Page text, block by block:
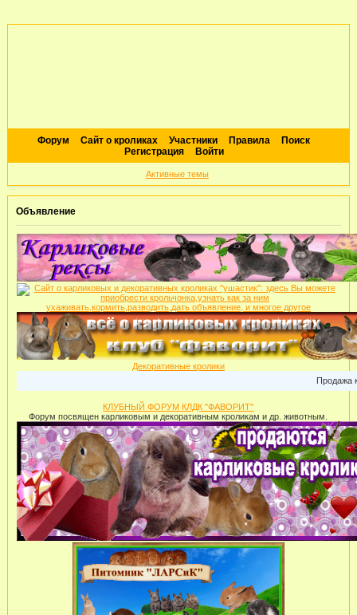
Форум Сайт о кроликах Участники Правила
Поиск
Регистрация
Войти
Активные темы
Объявление
Декоративные кролики
Продажа
КЛУБНЫЙ ФОРУМ КЛДК "ФАВОРИТ"
Форум посвящен карликовым и декоративным кроликам и др. животным.